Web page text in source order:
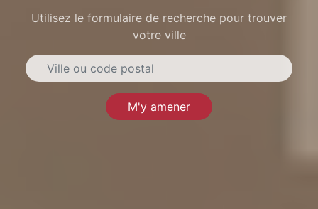
Utilisez le formulaire de recherche pour trouver
votre ville
M'y amener